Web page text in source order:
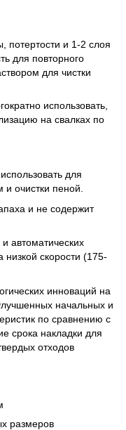
потертости и 1-2 слоя
для повторного
для чистки
использовать,
на свалках по
для
и очистки пеной.
и не содержит
автоматических
скорости (175-
инноваций на
начальных и
по сравнению с
срока накладки для
отходов
размеров